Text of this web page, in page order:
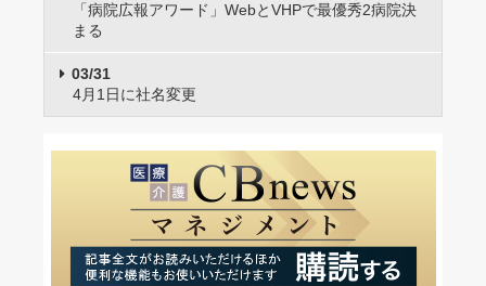
「病院広報アワード」WebとVHPで最優秀2病院決
まる
03/31
4月1日に社名変更